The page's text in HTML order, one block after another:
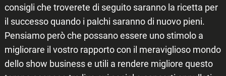
consigli che troverete di seguito saranno la ricetta per
il successo quando i palchi saranno di nuovo pieni.
Pensiamo però che possano essere uno stimolo a
migliorare il vostro rapporto con il meraviglioso mondo
dello show business e utili a rendere migliore questo